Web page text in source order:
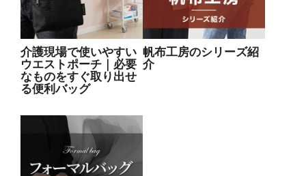
介護現場で使いやすい
ウエストポーチ｜必要
なものをすぐ取り出せ
る便利バッグ
帆布工房のシリーズ紹
介